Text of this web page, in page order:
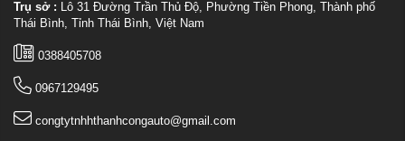
Trụ sở : Lô 31 Đường Trần Thủ Độ, Phường Tiền Phong, Thành phố
Thái Bình, Tỉnh Thái Bình, Việt Nam
0388405708
0967129495
congtytnhhthanhcongauto@gmail.com